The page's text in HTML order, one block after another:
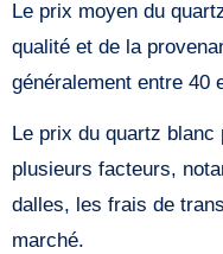
Le prix moyen du
qualité et de la
généralement entre 40
Le prix du quartz
plusieurs facteurs,
dalles, les frais de
marché.